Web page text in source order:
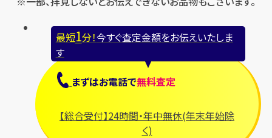
最短1分！今すぐ査定金額をお伝えいたしま
す
まずはお電話で無料査定
【総合受付】24時間・年中無休(年末年始除
く)